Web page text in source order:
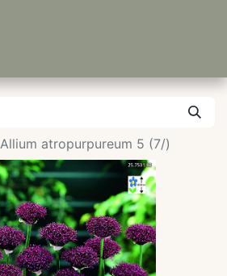
Allium atropurpureum 5 (7/)